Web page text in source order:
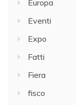
Europa
Eventi
Expo
Fatti
Fiera
fisco